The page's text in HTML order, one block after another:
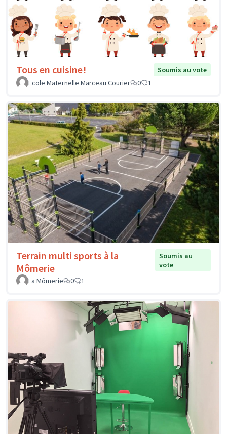
Tous en cuisine!
Soumis au vote
Ecole Maternelle Marceau Courier
0 1
Terrain multi sports à la
Mômerie
Soumis au
vote
La Mômerie
0 1